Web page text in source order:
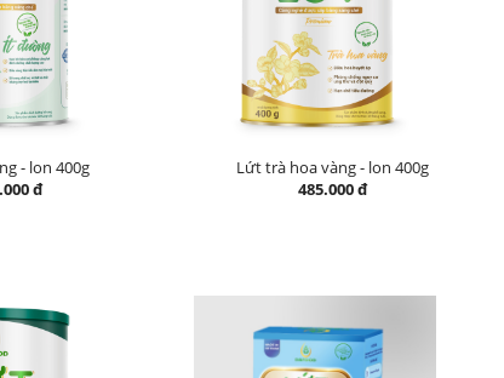
- lon 400g
đ
Lứt trà hoa vàng - lon 400g
485.000 đ